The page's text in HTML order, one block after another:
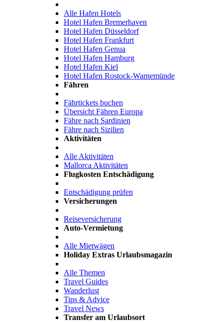
Alle Hafen Hotels
Hotel Hafen Bremerhaven
Hotel Hafen Düsseldorf
Hotel Hafen Frankfurt
Hotel Hafen Genua
Hotel Hafen Hamburg
Hotel Hafen Kiel
Hotel Hafen Rostock-Warnemünde
Fähren
Fährtickets buchen
Übersicht Fähren Europa
Fähre nach Sardinien
Fähre nach Sizilien
Aktivitäten
Alle Aktivitäten
Mallorca Aktivitäten
Flugkosten Entschädigung
Entschädigung prüfen
Versicherungen
Reiseversicherung
Auto-Vermietung
Alle Mietwägen
Holiday Extras Urlaubsmagazin
Alle Themen
Travel Guides
Wanderlust
Tips & Advice
Travel News
Transfer am Urlaubsort